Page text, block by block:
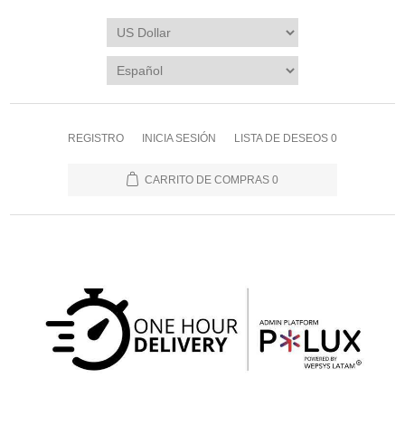
REGISTRO INICIA SESIÓN LISTA DE DESEOS 0
CARRITO DE COMPRAS 0